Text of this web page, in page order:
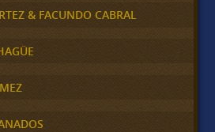
& FACUNDO CABRAL